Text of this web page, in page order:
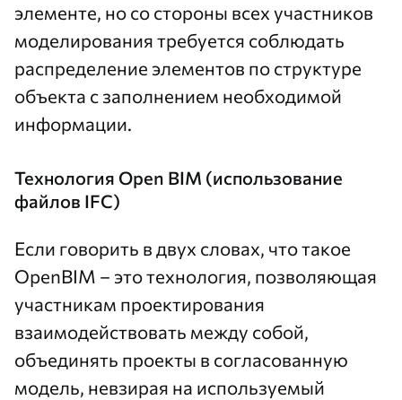
элементе, но со стороны всех участников
моделирования требуется соблюдать
распределение элементов по структуре
объекта с заполнением необходимой
информации.
Технология Open BIM (использование
файлов IFC)
Если говорить в двух словах, что такое
OpenBIM – это технология, позволяющая
участникам проектирования
взаимодействовать между собой,
объединять проекты в согласованную
модель, невзирая на используемый